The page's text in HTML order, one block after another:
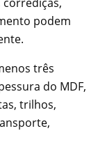
podem
três
do MDF,
trilhos,